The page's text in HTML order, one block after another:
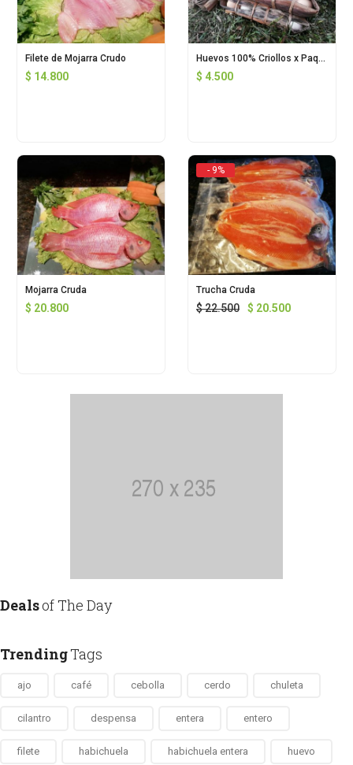
Filete de Mojarra Crudo
$ 14.800
Mojarra Cruda
$ 20.800
Huevos 100% Criollos x Paquete
$ 4.500
- 9%
Trucha Cruda
$22.500 $ 20.500
Dealsof The Day
TrendingTags
ajo café cebolla cerdo chuleta
cilantro despensa entera entero
filete habichuela habichuela entera huevo